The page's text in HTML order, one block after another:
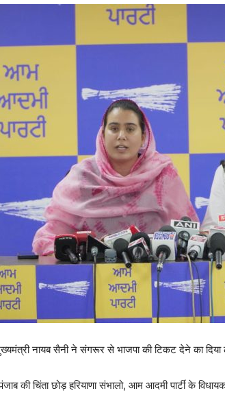
नायब सैनी ने संगरूर से भाजपा की टिकट देने का दिया
की चिंता छोड़ हरियाणा संभालो, आम आदमी पार्टी के